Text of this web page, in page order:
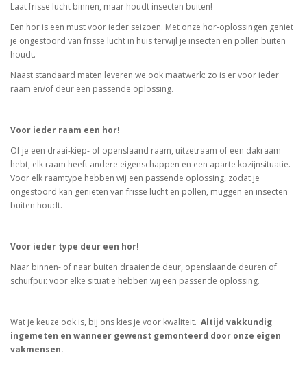
Laat frisse lucht binnen, maar houdt insecten buiten!
Een hor is een must voor ieder seizoen. Met onze hor-oplossingen geniet
je ongestoord van frisse lucht in huis terwijl je insecten en pollen buiten
houdt.
Naast standaard maten leveren we ook maatwerk: zo is er voor ieder
raam en/of deur een passende oplossing.
Voor ieder raam een hor!
Of je een draai-kiep- of openslaand raam, uitzetraam of een dakraam
hebt, elk raam heeft andere eigenschappen en een aparte kozijnsituatie.
Voor elk raamtype hebben wij een passende oplossing, zodat je
ongestoord kan genieten van frisse lucht en pollen, muggen en insecten
buiten houdt.
Voor ieder type deur een hor!
Naar binnen- of naar buiten draaiende deur, openslaande deuren of
schuifpui: voor elke situatie hebben wij een passende oplossing.
Wat je keuze ook is, bij ons kies je voor kwaliteit. Altijd vakkundig
ingemeten en wanneer gewenst gemonteerd door onze eigen
vakmensen.